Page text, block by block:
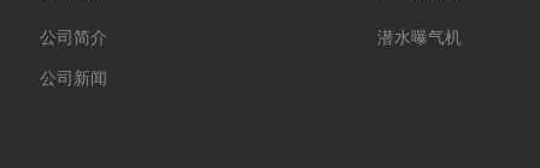
公司简介
公司新闻
潜水曝气机